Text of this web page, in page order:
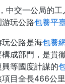
中交一公局的
玩公路包養平
公路是海包養
成部門，是貫
等國度計謀的
目全長466公